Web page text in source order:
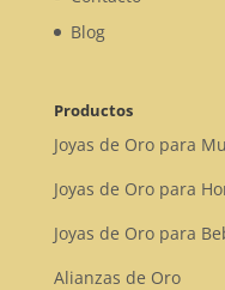
Blog
Productos
Joyas de Oro para
Joyas de Oro para
Joyas de Oro para
Alianzas de Oro